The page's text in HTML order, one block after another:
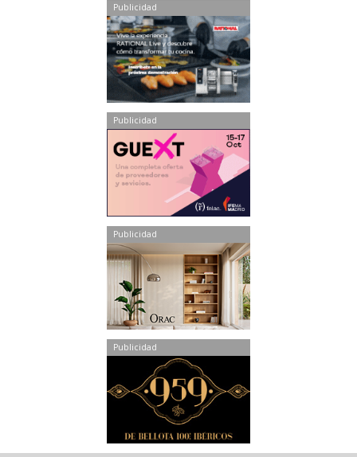
Publicidad
Publicidad
Publicidad
Publicidad